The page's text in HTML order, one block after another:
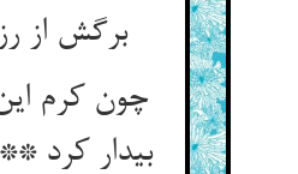
برگش از
چون کرم
بیدار کرد